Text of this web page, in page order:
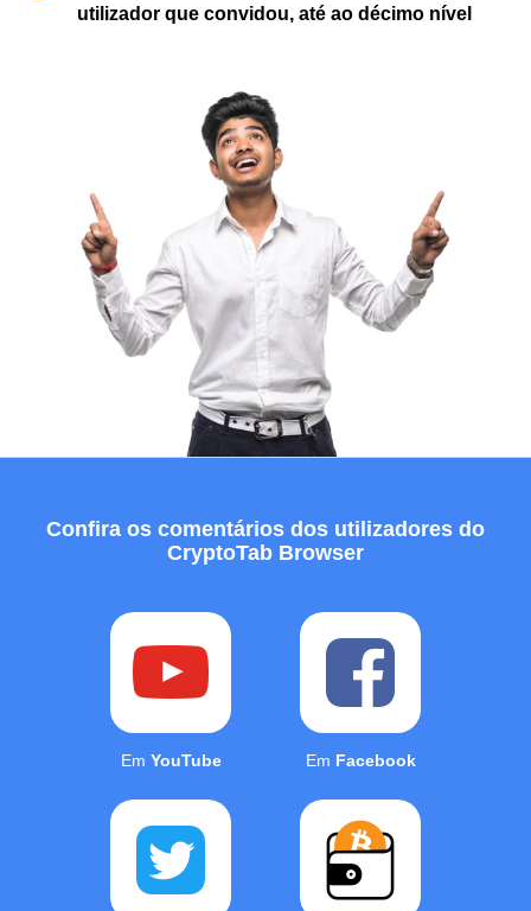
utilizador que convidou, até ao décimo nível
Confira os comentários dos utilizadores do
CryptoTab Browser
Em YouTube Em Facebook